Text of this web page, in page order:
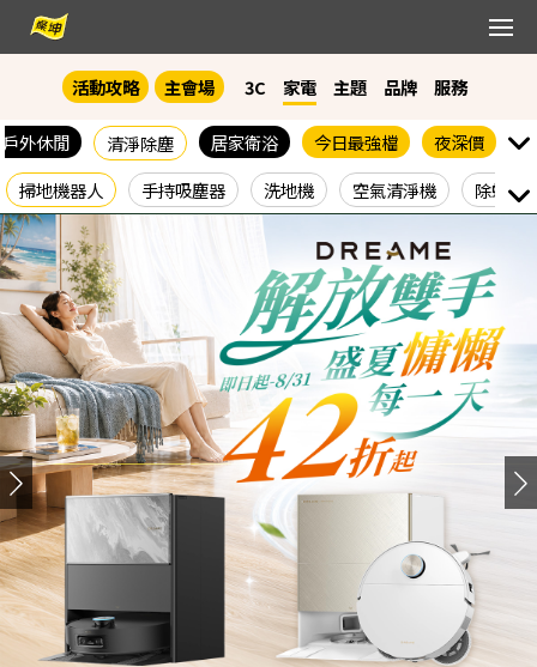
會員登入
會員中心
客服中心
FB分享
活動攻略 主會場 3C 家電 主題 品牌 服務
戶外休閒 清淨除塵 居家衛浴 今日最強檔
夜深價
掃地機器人
手持吸塵器 洗地機 空氣清淨機 除蟎幫